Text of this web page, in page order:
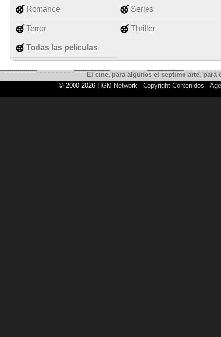
Romance Series
Terror Thriller
Todas las películas
El cine, para algunos el septimo arte,
© 2000-2026 HGM Network- Copyright Contenidos -